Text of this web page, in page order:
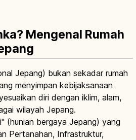
Mengenal Rumah
Jepang) bukan sekadar rumah
menyimpan kebijaksanaan
diri dengan iklim, alam,
wilayah Jepang.
(hunian bergaya Jepang) yang
Pertanahan, Infrastruktur,